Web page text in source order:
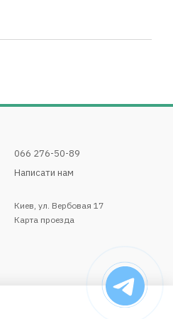
066 276-50-89
Написати нам
Киев, ул. Вербовая 17
Карта проезда